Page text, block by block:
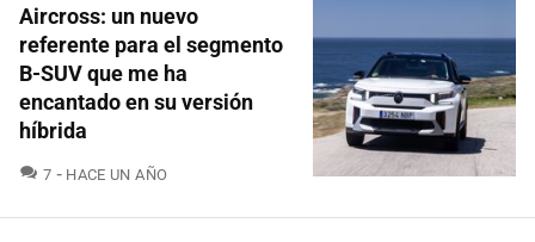
Aircross: un nuevo
referente para el segmento
B-SUV que me ha
encantado en su versión
híbrida
7 COMENTARIOS
HACE UN AÑO